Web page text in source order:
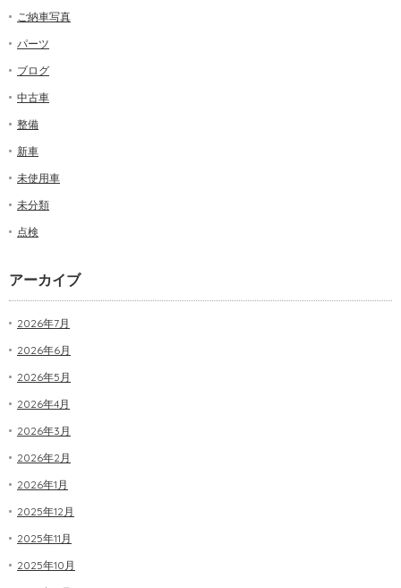
ご納車写真
パーツ
ブログ
中古車
整備
新車
未使用車
未分類
点検
アーカイブ
2026年7月
2026年6月
2026年5月
2026年4月
2026年3月
2026年2月
2026年1月
2025年12月
2025年11月
2025年10月